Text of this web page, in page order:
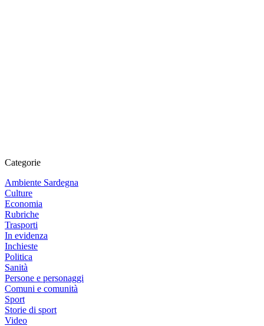
Categorie
Ambiente Sardegna
Culture
Economia
Rubriche
Trasporti
In evidenza
Inchieste
Politica
Sanità
Persone e personaggi
Comuni e comunità
Sport
Storie di sport
Video